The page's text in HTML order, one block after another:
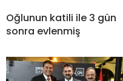
Oğlunun katili ile 3 gün
sonra evlenmiş